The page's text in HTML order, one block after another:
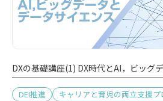
DXの基礎講座(1) DX時代とAI，ビッグ
DEI推進 キャリアと育児の両立支援プ